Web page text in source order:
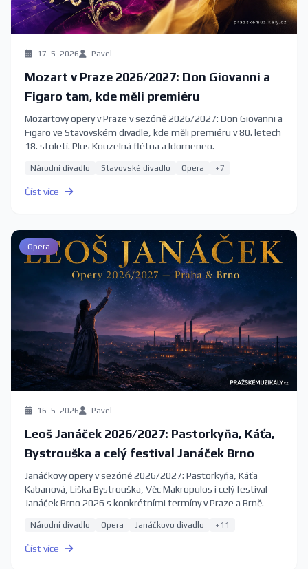
17. 5. 2026 Pavel
Mozart v Praze 2026/2027: Don Giovanni a
Figaro tam, kde měli premiéru
Mozartovy opery v Praze v sezóně 2026/2027: Don Giovanni a
Figaro ve Stavovském divadle, kde měli premiéru v 80. letech
18. století. Plus Kouzelná flétna a Idomeneo.
Národní divadlo Stavovské divadlo Opera +7
Číst více
Opera
16. 5. 2026 Pavel
Leoš Janáček 2026/2027: Pastorkyňa, Káťa,
Bystrouška a celý festival Janáček Brno
Janáčkovy opery v sezóně 2026/2027: Pastorkyňa, Káťa
Kabanová, Liška Bystrouška, Věc Makropulos i celý festival
Janáček Brno 2026 s konkrétními termíny v Praze a Brně.
Národní divadlo Opera Janáčkovo divadlo +11
Číst více